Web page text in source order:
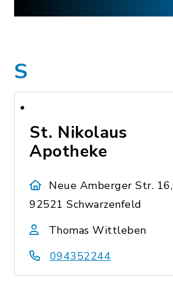
S
St. Nikolaus
Apotheke
Neue Amberger Str. 16,
92521 Schwarzenfeld
Thomas Wittleben
094352244